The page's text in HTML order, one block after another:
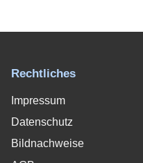
Rechtliches
Impressum
Datenschutz
Bildnachweise